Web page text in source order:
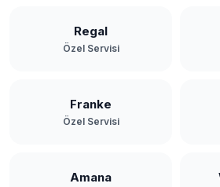
Regal
Özel Servisi
Franke
Özel Servisi
Amana